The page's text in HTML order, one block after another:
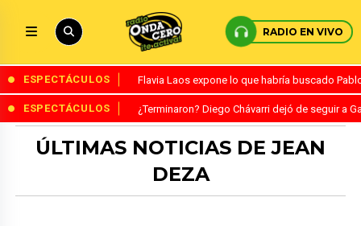
RADIO EN VIVO
ESPECTÁCULOS Flavia Laos expone lo que habría buscado
ESPECTÁCULOS ¿Terminaron? Diego Chávarri dejó de seguir a
ÚLTIMAS NOTICIAS DE JEAN
DEZA